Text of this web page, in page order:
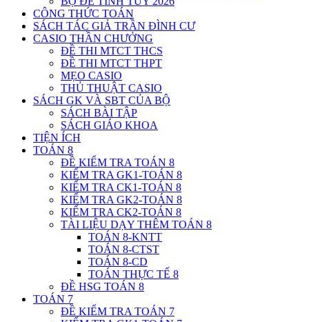
CÔNG THỨC TOÁN
SÁCH TÁC GIẢ TRẦN ĐÌNH CƯ
CASIO THẦN CHƯỞNG
ĐỀ THI MTCT THCS
ĐỀ THI MTCT THPT
MẸO CASIO
THỦ THUẬT CASIO
SÁCH GK VÀ SBT CỦA BỘ
SÁCH BÀI TẬP
SÁCH GIÁO KHOA
TIỆN ÍCH
TOÁN 8
ĐỀ KIỂM TRA TOÁN 8
KIỂM TRA GK1-TOÁN 8
KIỂM TRA CK1-TOÁN 8
KIỂM TRA GK2-TOÁN 8
KIỂM TRA CK2-TOÁN 8
TÀI LIỆU DẠY THÊM TOÁN 8
TOÁN 8-KNTT
TOÁN 8-CTST
TOÁN 8-CD
TOÁN THỰC TẾ 8
ĐỀ HSG TOÁN 8
TOÁN 7
ĐỀ KIỂM TRA TOÁN 7